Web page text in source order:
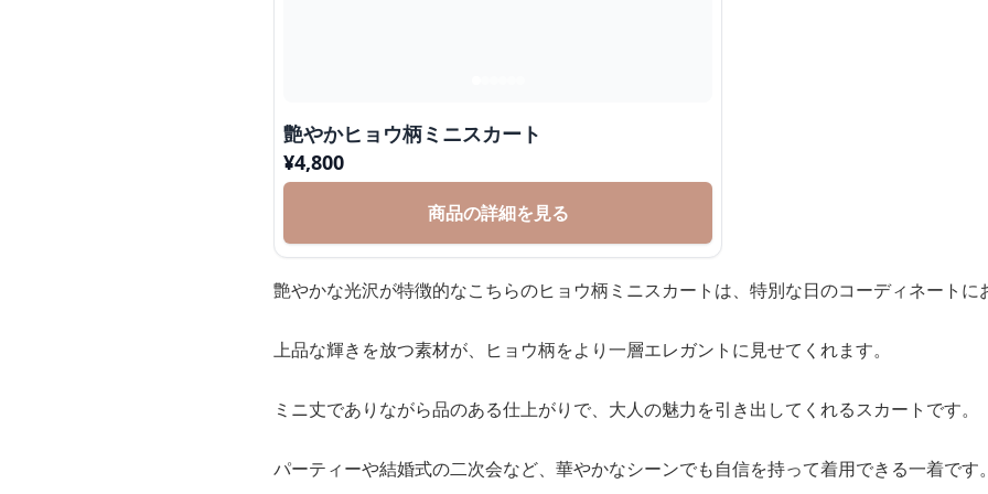
艶やかヒョウ柄ミニスカート
¥4,800
商品の詳細を見る
艶やかな光沢が特徴的なこちらのヒョウ柄ミニスカートは、特別な日のコーディネートに
上品な輝きを放つ素材が、ヒョウ柄をより一層エレガントに見せてくれます。
ミニ丈でありながら品のある仕上がりで、大人の魅力を引き出してくれるスカートです。
パーティーや結婚式の二次会など、華やかなシーンでも自信を持って着用できる一着です。